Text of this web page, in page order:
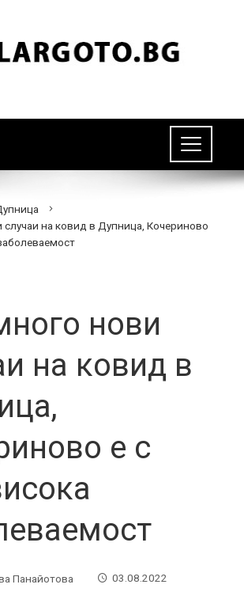
на ковид в Дупница, Кочериново
нови
на ковид в
е с
Панайотова
03.08.2022